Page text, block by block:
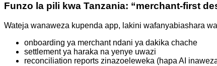
Funzo la pili kwa Tanzania: “merchant-first
Wateja wanaweza kupenda app, lakini wafanyabiashara
onboarding ya merchant ndani ya dakika chache
settlement ya haraka na yenye uwazi
reconciliation reports zinazoeleweka (hapa AI